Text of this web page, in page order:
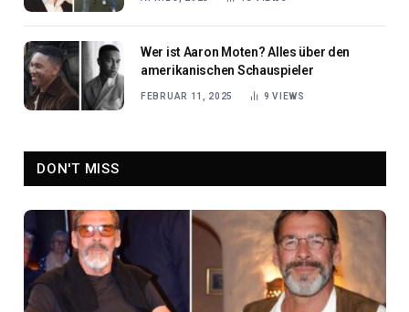
Wer ist Aaron Moten? Alles über den
amerikanischen Schauspieler
FEBRUAR 11, 2025 9VIEWS
DON'T MISS